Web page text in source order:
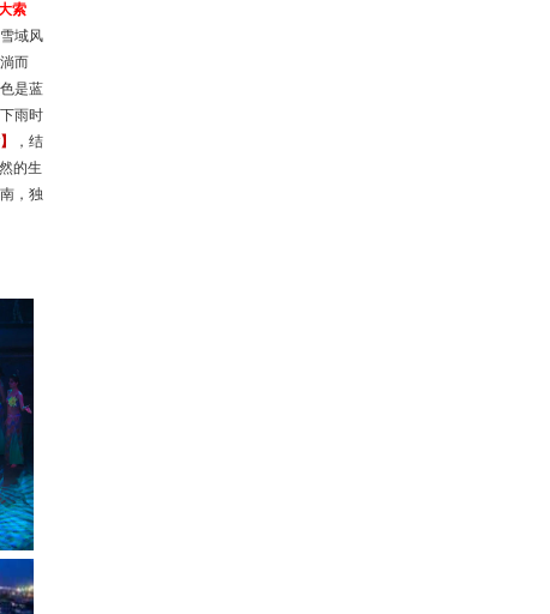
索
域风
而
是蓝
雨时
，结
的生
，独